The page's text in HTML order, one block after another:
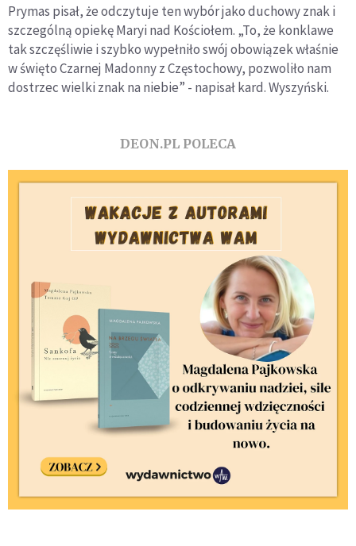
Prymas pisał, że odczytuje ten wybór jako duchowy znak i
szczególną opiekę Maryi nad Kościołem. „To, że konklawe
tak szczęśliwie i szybko wypełniło swój obowiązek właśnie
w święto Czarnej Madonny z Częstochowy, pozwoliło nam
dostrzec wielki znak na niebie” - napisał kard. Wyszyński.
DEON.PL POLECA